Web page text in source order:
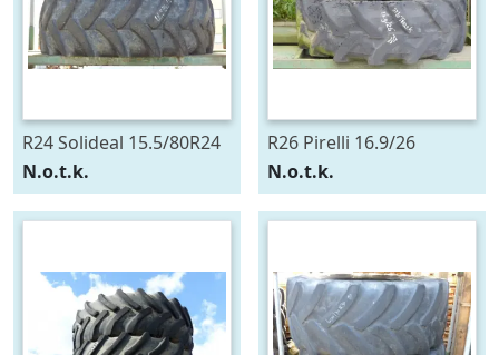
R24 Solideal 15.5/80R24
N.o.t.k.
R26 Pirelli 16.9/26
N.o.t.k.